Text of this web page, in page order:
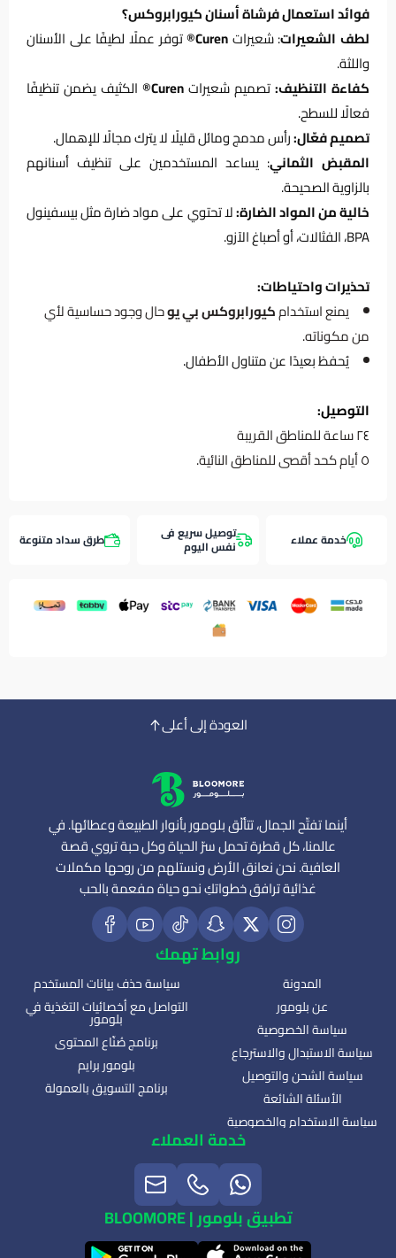
فوائد استعمال فرشاة أسنان كيورابروكس؟
لطف الشعيرات: شعيراتCuren® توفر عملًا لطيفًا على الأسنان
واللثة.
كفاءة التنظيف:تصميم شعيراتCuren® الكثيف يضمن تنظيفًا
فعالًا للسطح.
تصميم فعّال:رأس مدمج ومائل قليلًا لا يترك مجالًا للإهمال.
المقبض الثماني: يساعد المستخدمين على تنظيف أسنانهم
بالزاوية الصحيحة.
خالية من المواد الضارة:لا تحتوي على مواد ضارة مثل بيسفينول
BPA، الفثالات، أو أصباغ الآزو.
تحذيرات واحتياطات:
يمنع استخدامكيورابروكس بي يوحال وجود حساسية لأي
من مكوناته.
يُحفظ بعيدًا عن متناول الأطفال.
التوصيل:
٢٤ ساعة للمناطق القريبة
٥ أيام كحد أقصى للمناطق النائية.
خدمة عملاء توصيل سريع فى
نفس اليوم طرق سداد متنوعة
العودة إلى أعلى
أينما تفتّح الجمال، تتألّق بلومور بأنوار الطبيعة وعطائها. في
عالمنا، كل قطرة تحمل سرّ الحياة وكل حبة تروي قصة
العافية. نحن نعانق الأرض ونستلهم من روحها مكملات
غذائية ترافق خطواتكِ نحو حياة مفعمة بالحب
روابط تهمك
المدونة
عن بلومور
سياسة الخصوصية
سياسة الاستبدال والاسترجاع
سياسة الشحن والتوصيل
الأسئلة الشائعة
سياسة الاستخدام والخصوصية
سياسة حذف بيانات المستخدم
التواصل مع أخصائيات التغذية في
بلومور
برنامج صُنّاع المحتوى
بلومور برايم
برنامج التسويق بالعمولة
خدمة العملاء
تطبيق بلومور | BLOOMORE